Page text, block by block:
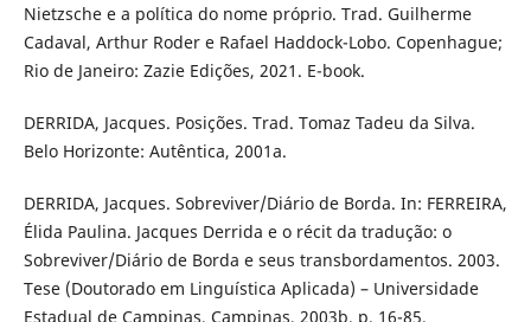
Nietzsche e a política do nome próprio. Trad. Guilherme
Cadaval, Arthur Roder e Rafael Haddock-Lobo. Copenhague;
Rio de Janeiro: Zazie Edições, 2021. E-book.
DERRIDA, Jacques. Posições. Trad. Tomaz Tadeu da Silva.
Belo Horizonte: Autêntica, 2001a.
DERRIDA, Jacques. Sobreviver/Diário de Borda. In: FERREIRA,
Élida Paulina. Jacques Derrida e o récit da tradução: o
Sobreviver/Diário de Borda e seus transbordamentos. 2003.
Tese (Doutorado em Linguística Aplicada) – Universidade
Estadual de Campinas, Campinas, 2003b. p. 16-85.